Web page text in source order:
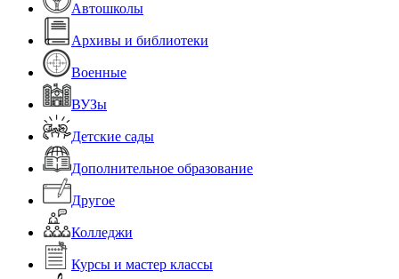
Автошколы
Архивы и библиотеки
Военные
ВУЗы
Детские сады
Дополнительное образование
Другое
Колледжи
Курсы и мастер классы